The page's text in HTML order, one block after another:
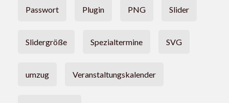
Passwort Plugin PNG Slider
Slidergröße Spezialtermine SVG
umzug Veranstaltungskalender